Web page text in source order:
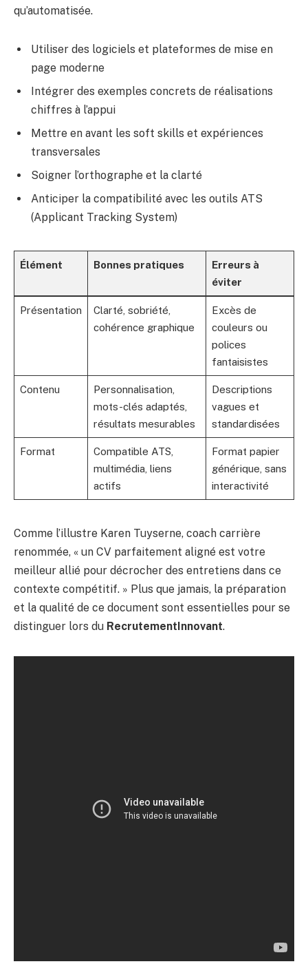
qu’automatisée.
Utiliser des logiciels et plateformes de mise en
page moderne
Intégrer des exemples concrets de réalisations
chiffres à l’appui
Mettre en avant les soft skills et expériences
transversales
Soigner l’orthographe et la clarté
Anticiper la compatibilité avec les outils ATS
(Applicant Tracking System)
Élément Bonnes pratiques
Erreurs à
éviter
Présentation
Clarté, sobriété,
cohérence graphique
Excès de
couleurs ou
polices
fantaisistes
Contenu
Personnalisation,
mots-clés adaptés,
résultats mesurables
Descriptions
vagues et
standardisées
Format
Compatible ATS,
multimédia, liens
actifs
Format papier
générique, sans
interactivité
Comme l’illustre Karen Tuyserne, coach carrière
renommée, « un CV parfaitement aligné est votre
meilleur allié pour décrocher des entretiens dans ce
contexte compétitif. » Plus que jamais, la préparation
et la qualité de ce document sont essentielles pour se
distinguer lors du RecrutementInnovant.